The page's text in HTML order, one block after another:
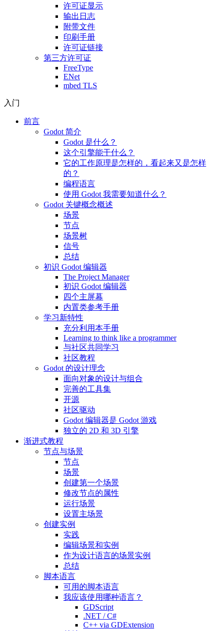
许可证显示
输出日志
附带文件
印刷手册
许可证链接
第三方许可证
FreeType
ENet
mbed TLS
入门
前言
Godot 简介
Godot 是什么？
这个引擎能干什么？
它的工作原理是怎样的，看起来又是怎样
的？
编程语言
使用 Godot 我需要知道什么？
Godot 关键概念概述
场景
节点
场景树
信号
总结
初识 Godot 编辑器
The Project Manager
初识 Godot 编辑器
四个主屏幕
内置类参考手册
学习新特性
充分利用本手册
Learning to think like a programmer
与社区共同学习
社区教程
Godot 的设计理念
面向对象的设计与组合
完善的工具集
开源
社区驱动
Godot 编辑器是 Godot 游戏
独立的 2D 和 3D 引擎
渐进式教程
节点与场景
节点
场景
创建第一个场景
修改节点的属性
运行场景
设置主场景
创建实例
实践
编辑场景和实例
作为设计语言的场景实例
总结
脚本语言
可用的脚本语言
我应该使用哪种语言？
GDScript
.NET / C#
C++ via GDExtension